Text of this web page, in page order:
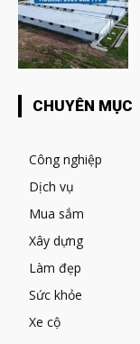
CHUYÊN MỤC
Công nghiệp
Dịch vụ
Mua sắm
Xây dựng
Làm đẹp
Sức khỏe
Xe cộ